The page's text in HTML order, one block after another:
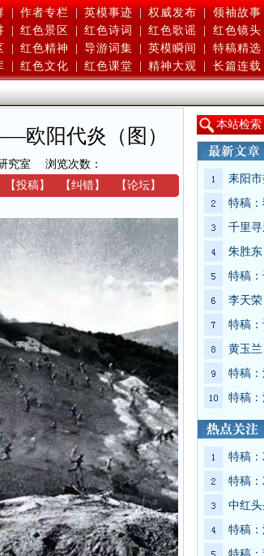
| 作者专栏 | 英模事迹 | 权威发布 | 领袖故事
红色景区 红色诗词 红色歌谣 红色镜头
红色精神 导游词集 英模瞬间 特稿精选
红色文化 红色课堂 精神大观 长篇连载
欧阳代炎（图）
究室
浏览次数：
【投稿】 【纠错】 【论坛】
本站检索
耒阳
特稿
千里
朱胜
特稿
李天
特稿
黄玉
特稿
特稿：
特稿：
特稿
中红
特稿